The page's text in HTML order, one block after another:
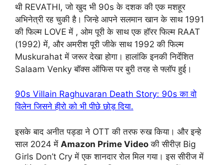
थी REVATHI, जो खुद भी 90s के दशक की एक मशहूर
अभिनेत्री रह चुकी है। जिन्हे आपने सलमान खान के साथ 1991
की फिल्म LOVE में , ओम पूरी के साथ एक हॉरर फिल्म RAAT
(1992) में, और अमरीश पूरी जीके साथ 1992 की फिल्म
Muskurahat में जरूर देखा होगा। हालांकि इनकी निर्देशित
Salaam Venky बॉक्स ऑफिस पर बुरी तरह से फ्लॉप हुई।
90s Villain Raghuvaran Death Story: 90s का वो
विलेन जिसने हीरो को भी पीछे छोड़ दिया.
इसके बाद अनीत पड्डा ने OTT की तरफ रुख किया। और इन्हे
साल 2024 में Amazon Prime Video की सीरीज़ Big
Girls Don’t Cry में एक शानदार रोल मिल गया। इस सीरीज में